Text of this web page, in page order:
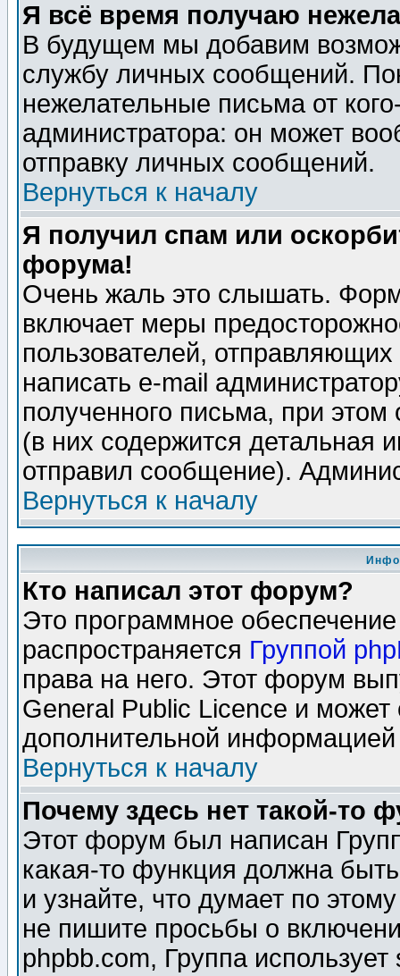
Я всё время получаю
В будущем мы добавим
службу личных сообщений.
нежелательные письма от
администратора: он может
отправку личных сообщений.
Вернуться к началу
Я получил спам или
форума!
Очень жаль это слышать.
включает меры
пользователей,
написать e-mail
полученного письма, при этом
(в них содержится детальная
отправил сообщение).
Вернуться к началу
Кто написал этот форум?
Это программное
распространяется Группой
права на него. Этот форум
General Public Licence и может
дополнительной
Вернуться к началу
Почему здесь нет такой-то
Этот форум был написан
какая-то функция должна
и узнайте, что думает по
не пишите просьбы о
phpbb.com, Группа